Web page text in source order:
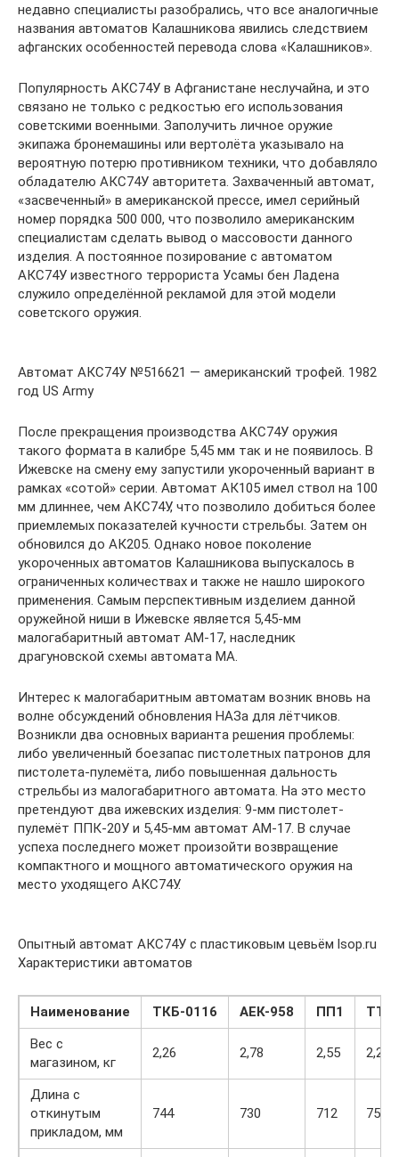
недавно специалисты разобрались, что все аналогичные
названия автоматов Калашникова явились следствием
афганских особенностей перевода слова «Калашников».
Популярность АКС74У в Афганистане неслучайна, и это
связано не только с редкостью его использования
советскими военными. Заполучить личное оружие
экипажа бронемашины или вертолёта указывало на
вероятную потерю противником техники, что добавляло
обладателю АКС74У авторитета. Захваченный автомат,
«засвеченный» в американской прессе, имел серийный
номер порядка 500 000, что позволило американским
специалистам сделать вывод о массовости данного
изделия. А постоянное позирование с автоматом
АКС74У известного террориста Усамы бен Ладена
служило определённой рекламой для этой модели
советского оружия.
Автомат АКС74У №516621 — американский трофей. 1982
год US Army
После прекращения производства АКС74У оружия
такого формата в калибре 5,45 мм так и не появилось. В
Ижевске на смену ему запустили укороченный вариант в
рамках «сотой» серии. Автомат АК105 имел ствол на 100
мм длиннее, чем АКС74У, что позволило добиться более
приемлемых показателей кучности стрельбы. Затем он
обновился до АК205. Однако новое поколение
укороченных автоматов Калашникова выпускалось в
ограниченных количествах и также не нашло широкого
применения. Самым перспективным изделием данной
оружейной ниши в Ижевске является 5,45-мм
малогабаритный автомат АМ-17, наследник
драгуновской схемы автомата МА.
Интерес к малогабаритным автоматам возник вновь на
волне обсуждений обновления НАЗа для лётчиков.
Возникли два основных варианта решения проблемы:
либо увеличенный боезапас пистолетных патронов для
пистолета-пулемёта, либо повышенная дальность
стрельбы из малогабаритного автомата. На это место
претендуют два ижевских изделия: 9-мм пистолет-
пулемёт ППК-20У и 5,45-мм автомат АМ-17. В случае
успеха последнего может произойти возвращение
компактного и мощного автоматического оружия на
место уходящего АКС74У.
Опытный автомат АКС74У с пластиковым цевьём lsop.ru
Характеристики автоматов
Наименование ТКБ-0116 АЕК-958 ПП1
ТТТ
Вес с
магазином, кг
2,26 2,78 2,55 2,2
Длина с
откинутым
прикладом, мм
744 730 712 750